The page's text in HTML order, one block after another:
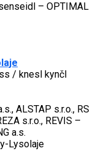
– OPTIMAL
/ knesl kynčl
ALSTAP s.r.o., RS
s.r.o., REVIS –
a.s.
Lysolaje